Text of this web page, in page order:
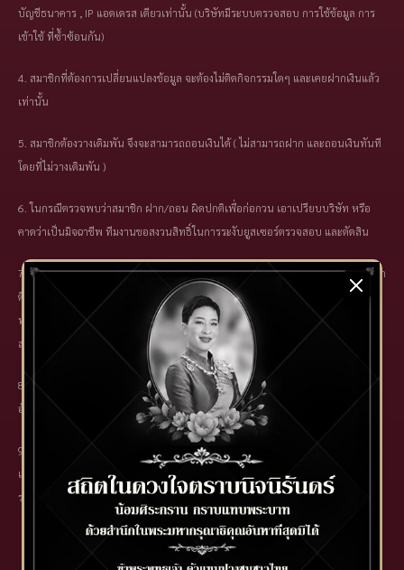
บัญชีธนาคาร , IP แอดเดรส เดียวเท่านั้น (บริษัทมีระบบตรวจสอบ การใช้ข้อมูล การ
เข้าใช้ ที่ซ้ำซ้อนกัน)
4. สมาชิกที่ต้องการเปลี่ยนแปลงข้อมูล จะต้องไม่ติดกิจกรรมใดๆ และเคยฝากเงินแล้ว
เท่านั้น
5. สมาชิกต้องวางเดิมพัน จึงจะสามารถถอนเงินได้ ( ไม่สามารถฝาก และถอนเงินทันที
โดยที่ไม่วางเดิมพัน )
6. ในกรณีตรวจพบว่าสมาชิก ฝาก/ถอน ผิดปกติเพื่อก่อกวน เอาเปรียบบริษัท หรือ
คาดว่าเป็นมิจฉาชีพ ทีมงานขอสงวนสิทธิ์ในการระงับยูสเซอร์ตรวจสอบ และตัดสิน
7. ในกรณีตรวจพบว่าท่านสมาชิกมีการละเมิดข้อกำหนดเงื่อนไข หรือมีการกระทำผิดก
ติกาในการเข้าร่วมโปรโมชั่นเพื่อให้ได้มาซึ่งเครดิต, โบนัสพิเศษ, เทิร์นโอเวอร์ ในทาง
ทุจจริต ทางเราขอสงวนสิทธิ์ในการระงับใช้บัญชีนั้นๆ ทันที และเครดิตที่ได้มาไม่
สามารถถอนได้
8. บริษัทขอสงวนสิทธิ์ในการแก้ไขหรือ ยกเลิกโปรโมชั่นสำหรับท่านสมาชิก ได้โดย
อัพเดทหน้าเว็บไซต์ และไม่ต้องแจ้งให้ทราบล่วงหน้า
9. บริษัทขอสงวนสิทธิ์โดยใช้ดุลยพินิจแต่เพียงผู้เดียวในการทำให้เงินรางวัลเป็นโมฆะ
และริบยอดเงินใดก็ตามในบัญชีการเดิมพันของคุณ ในการสิ้นสุดข้อตกลงและ/หรือ
ระงับการให้บริการ/ปิดการใช้งานบัญชี
หากเราระบุได้ว่าคุณมีบัญชีกับเรามากกว่าหนึ่งบัญชี
หากคุณกำลังละเมิดข้อกำหนดใดๆ ของข้อตกลงนี้